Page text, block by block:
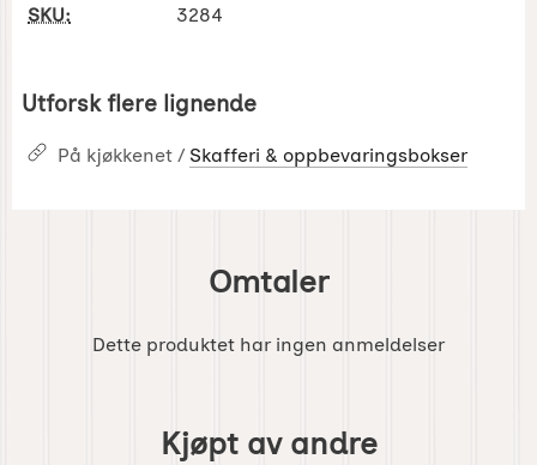
SKU: 3284
Utforsk flere lignende
På kjøkkenet / Skafferi & oppbevaringsbokser
Omtaler
Dette produktet har ingen anmeldelser
Kjøpt av andre